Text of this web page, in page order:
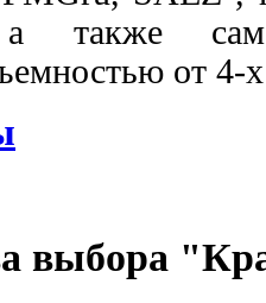
также
от 4-
выбора